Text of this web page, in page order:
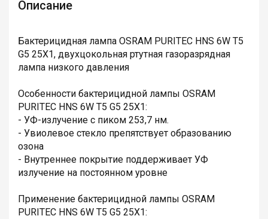
Описание
Бактерицидная лампа OSRAM PURITEC HNS 6W T5
G5 25X1, двухцокольная ртутная газоразрядная
лампа низкого давления
Особенности бактерицидной лампы OSRAM
PURITEC HNS 6W T5 G5 25X1:
- УФ-излучение с пиком 253,7 нм.
- Увиолевое стекло препятствует образованию
озона
- Внутреннее покрытие поддерживает УФ
излучение на постоянном уровне
Применение бактерицидной лампы OSRAM
PURITEC HNS 6W T5 G5 25X1: